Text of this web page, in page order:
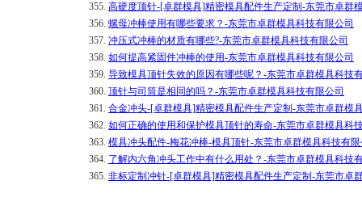
355. 高硬度顶针-[卓群模具]精密模具配件生产定制-东莞市卓群
356. 螺母冲棒使用有哪些要求？-东莞市卓群模具科技有限公司
357. 冲压式冲棒的材质有哪些?-东莞市卓群模具科技有限公司
358. 如何提高紧固件冲棒的使用-东莞市卓群模具科技有限公司
359. 导致模具顶针失效的原因有哪些呢？-东莞市卓群模具科技
360. 顶针与司筒是相同的吗？-东莞市卓群模具科技有限公司
361. 合金冲头-[卓群模具]精密模具配件生产定制-东莞市卓群模
362. 如何正确的使用和保护模具顶针的寿命-东莞市卓群模具科
363. 模具冲头配件-梅花冲棒-模具顶针-东莞市卓群模具科技有
364. 了解内六角冲头工作中有什么用处？-东莞市卓群模具科技
365. 非标定制冲针-[卓群模具]精密模具配件生产定制-东莞市卓